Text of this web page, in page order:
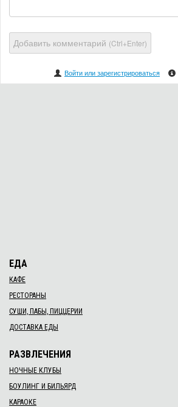
Добавить комментарий (Ctrl+Enter)
Войти или зарегистрироваться
ЕДА
КАФЕ
РЕСТОРАНЫ
СУШИ, ПАБЫ, ПИЦЦЕРИИ
ДОСТАВКА ЕДЫ
РАЗВЛЕЧЕНИЯ
НОЧНЫЕ КЛУБЫ
БОУЛИНГ И БИЛЬЯРД
КАРАОКЕ